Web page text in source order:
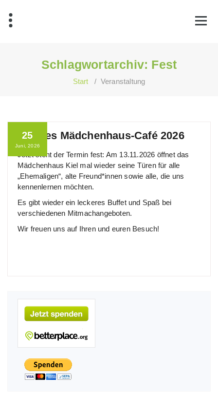
Inhalt
springen
Schlagwortarchiv: Fest
Start / Veranstaltung
25
Juni, 2026
Offenes Mädchenhaus-Café 2026
Jetzt steht der Termin fest: Am 13.11.2026 öffnet das
Mädchenhaus Kiel mal wieder seine Türen für alle
„Ehemaligen“, alte Freund*innen sowie alle, die uns
kennenlernen möchten.
Es gibt wieder ein leckeres Buffet und Spaß bei
verschiedenen Mitmachangeboten.
Wir freuen uns auf Ihren und euren Besuch!